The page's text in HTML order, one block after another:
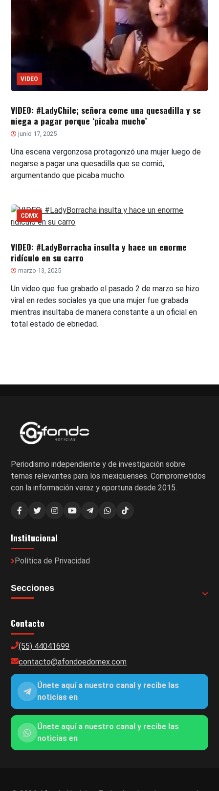
VIDEO
VIDEO: #LadyChile; señora come una quesadilla y se
niega a pagar porque ‘picaba mucho’
junio 17, 2025
Una escena vergonzosa protagonizó una mujer luego de
negarse a pagar una quesadilla que se comió,
argumentando que picaba mucho.
CDMX
VIDEO: #LadyBorracha insulta y hace un enorme
ridículo en su carro
marzo 13, 2025
Un video que fue grabado el pasado 2 de marzo se hizo
viral en redes sociales ya que una mujer fue grabada
mientras insultaba de manera constante a un oficial en
total estado de ebriedad.
Periodismo independiente y de investigación sobre
temas relevantes para los mexiquenses. Comprometidos
con la información veraz y oportuna desde 2015.
Institucional
Política de Privacidad
Secciones
Contacto
(55) 44041699
contacto@afondoedomex.com
Únete aquí a nuestro canal y recibe las
noticias en
Únete aquí a nuestro canal y recibe las
noticias en